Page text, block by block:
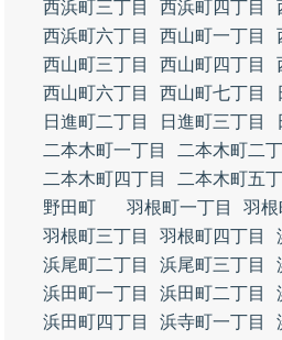
西浜町三丁目
西浜町四丁目
西浜町六丁目
西山町一丁目
西山町三丁目
西山町四丁目
西山町六丁目
西山町七丁目
日進町二丁目
日進町三丁目
二本木町一丁目
二本木町二
二本木町四丁目
二本木町五
野田町
羽根町一丁目
羽根
羽根町三丁目
羽根町四丁目
浜尾町二丁目
浜尾町三丁目
浜田町一丁目
浜田町二丁目
浜田町四丁目
浜寺町一丁目